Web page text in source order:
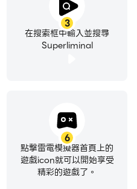
3
在搜索框中輸入並搜尋
Superliminal
6
點擊雷電模擬器首頁上的
遊戲icon就可以開始享受
精彩的遊戲了。